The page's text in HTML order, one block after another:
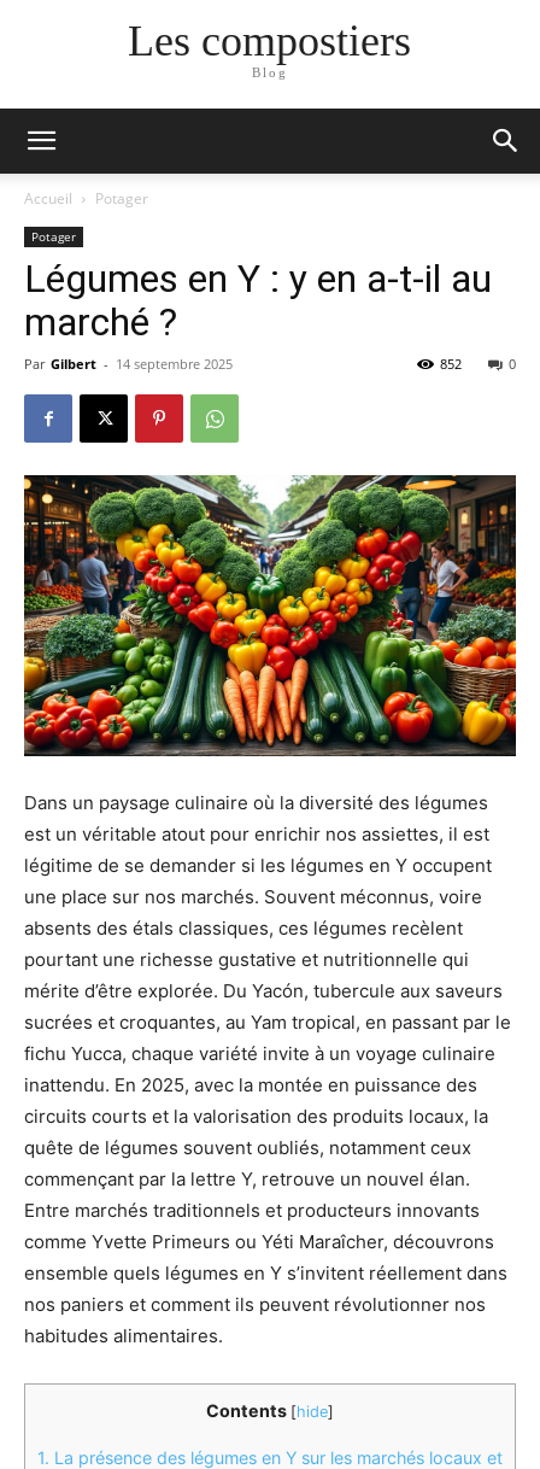
Les compostiers
Blog
Accueil Potager
Potager
Légumes en Y : y en a-t-il au
marché ?
Par Gilbert - 14 septembre 2025 0
852
Dans un paysage culinaire où la diversité des légumes
est un véritable atout pour enrichir nos assiettes, il est
légitime de se demander si les légumes en Y occupent
une place sur nos marchés. Souvent méconnus, voire
absents des étals classiques, ces légumes recèlent
pourtant une richesse gustative et nutritionnelle qui
mérite d’être explorée. Du Yacón, tubercule aux saveurs
sucrées et croquantes, au Yam tropical, en passant par le
fichu Yucca, chaque variété invite à un voyage culinaire
inattendu. En 2025, avec la montée en puissance des
circuits courts et la valorisation des produits locaux, la
quête de légumes souvent oubliés, notamment ceux
commençant par la lettre Y, retrouve un nouvel élan.
Entre marchés traditionnels et producteurs innovants
comme Yvette Primeurs ou Yéti Maraîcher, découvrons
ensemble quels légumes en Y s’invitent réellement dans
nos paniers et comment ils peuvent révolutionner nos
habitudes alimentaires.
Contents [hide]
1. La présence des légumes en Y sur les marchés locaux et